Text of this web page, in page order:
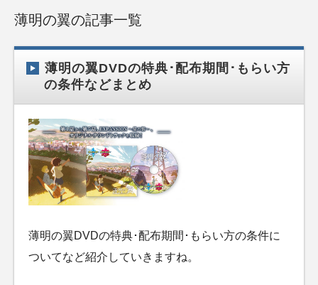
薄明の翼の記事一覧
薄明の翼DVDの特典･配布期間･もらい方
の条件などまとめ
薄明の翼DVDの特典･配布期間･もらい方の条件に
ついてなど紹介していきますね。